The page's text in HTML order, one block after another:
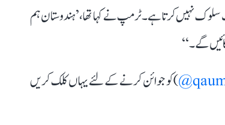
نہیں کرتا ہے۔ ٹرمپ نے کہا تھا، ’ہندوستان ہم
) کو جوائن کرنے کے لئے یہاں کلک کریں